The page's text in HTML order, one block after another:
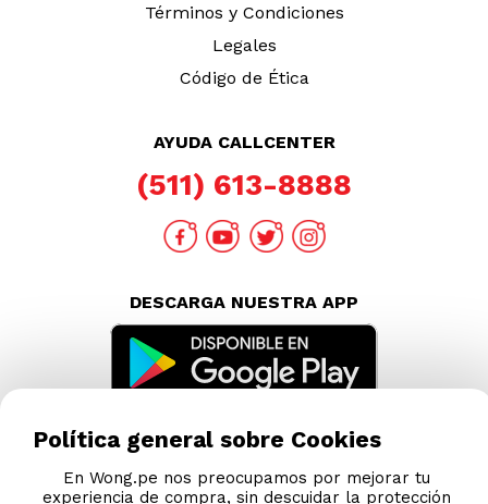
Términos y Condiciones
Legales
Código de Ética
AYUDA CALLCENTER
(511) 613-8888
DESCARGA NUESTRA APP
Política general sobre Cookies
En Wong.pe nos preocupamos por mejorar tu
experiencia de compra, sin descuidar la protección